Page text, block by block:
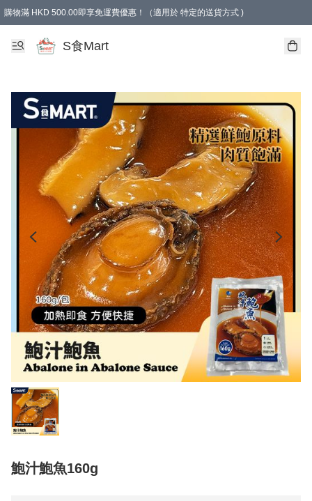
購物滿 HKD 500.00即享免運費優惠！（適用於 特定的送貨方式 )
S食Mart
鮑汁鮑魚160g